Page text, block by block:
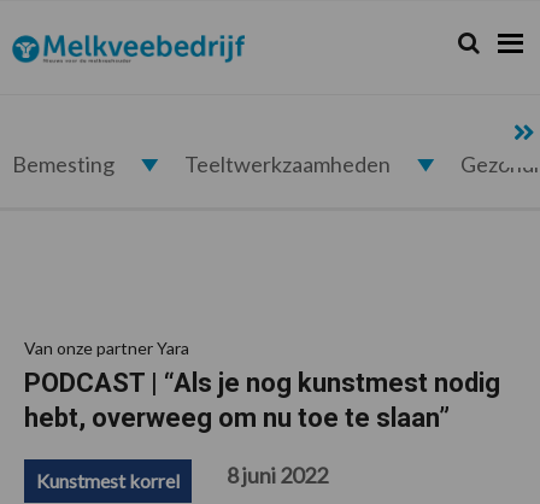
de
hoofdnavigatie
de
hoofd
de
eerste
de
voettekst
Melkveebedrijf.nl Zoeken...
Zoek
Bemesting Teeltwerkzaamheden
Van onze partner Yara
PODCAST | “Als je nog kunstmest nodig
hebt, overweeg om nu toe te slaan”
Kunstmest korrel 8 juni 2022